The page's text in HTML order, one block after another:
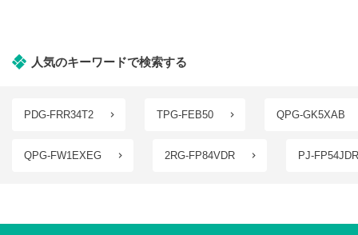
人気のキーワードで検索する
PDG-FRR34T2 TPG-FEB50 QPG-GK5XAB
QPG-FW1EXEG 2RG-FP84VDR PJ-FP54JDR